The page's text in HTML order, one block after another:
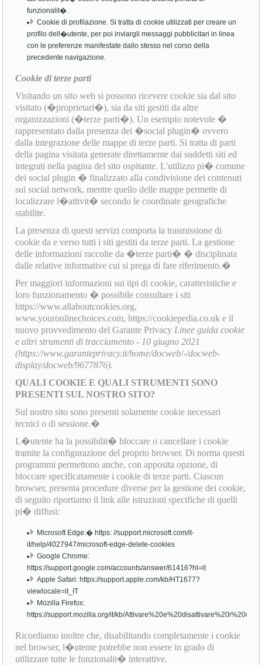
funzionalit�.
Cookie di profilazione. Si tratta di cookie utilizzati per creare un
profilo dell�utente, per poi inviargli messaggi pubblicitari in linea
con le preferenze manifestate dallo stesso nel corso della
precedente navigazione.
Cookie di terze parti
Visitando un sito web si possono ricevere cookie sia dal sito
visitato (�proprietari�), sia da siti gestiti da altre
organizzazioni (�terze parti�). Un esempio notevole �
rappresentato dalla presenza dei �social plugin� ovvero
dalla integrazione delle mappe di terze parti. Si tratta di parti
della pagina visitata generate direttamente dai suddetti siti ed
integrati nella pagina del sito ospitante. L'utilizzo pi� comune
dei social plugin � finalizzato alla condivisione dei contenuti
sui social network, mentre quello delle mappe permette di
localizzare l�attivit� secondo le coordinate geografiche
stabilite.
La presenza di questi servizi comporta la trasmissione di
cookie da e verso tutti i siti gestiti da terze parti. La gestione
delle informazioni raccolte da �terze parti� � disciplinata
dalle relative informative cui si prega di fare riferimento.�
Per maggiori informazioni sui tipi di cookie, caratteristiche e
loro funzionamento � possibile consultare i siti
https://www.allaboutcookies.org,
www.youronlinechoices.com, https://cookiepedia.co.uk e il
nuovo provvedimento del Garante Privacy Linee guida cookie
e altri strumenti di tracciamento - 10 giugno 2021
(https://www.garanteprivacy.it/home/docweb/-/docweb-
display/docweb/9677876).
QUALI COOKIE E QUALI STRUMENTI SONO
PRESENTI SUL NOSTRO SITO?
Sul nostro sito sono presenti solamente cookie necessari
tecnici o di sessione.�
L�utente ha la possibilit� bloccare o cancellare i cookie
tramite la configurazione del proprio browser. Di norma questi
programmi permettono anche, con apposita opzione, di
bloccare specificatamente i cookie di terze parti. Ciascun
browser, presenta procedure diverse per la gestione dei cookie,
di seguito riportiamo il link alle istruzioni specifiche di quelli
pi� diffusi:
Microsoft Edge:� https: //support.microsoft.com/it-
it/help/4027947/microsoft-edge-delete-cookies
Google Chrome:
https://support.google.com/accounts/answer/61416?hl=it
Apple Safari: https://support.apple.com/kb/HT1677?
viewlocale=it_IT
Mozilla Firefox:
https://support.mozilla.org/it/kb/
Ricordiamo inoltre che, disabilitando completamente i cookie
nel browser, l�utente potrebbe non essere in grado di
utilizzare tutte le funzionalit� interattive.